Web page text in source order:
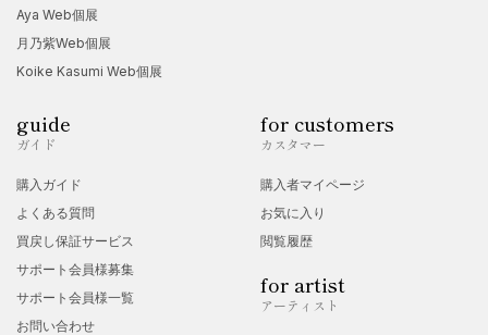
Aya Web個展
月乃紫Web個展
Koike Kasumi Web個展
guide
ガイド
購入ガイド
よくある質問
買戻し保証サービス
サポート会員様募集
サポート会員様一覧
お問い合わせ
for customers
カスタマー
購入者マイページ
お気に入り
閲覧履歴
for artist
アーティスト